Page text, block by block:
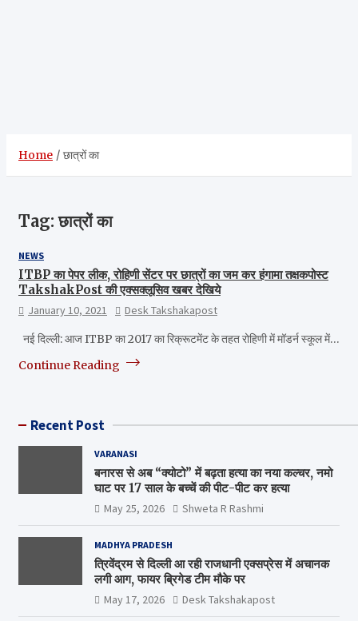
Home छात्रों का
Tag:छात्रों का
NEWS
ITBP का पेपर लीक, रोहिणी सेंटर पर छात्रों का जम कर हंगामा तक्षकपोस्ट
TakshakPost की एक्सक्लूसिव खबर देखिये
January 10, 2021
Desk Takshakapost
नई दिल्ली: आज ITBP का 2017 का रिक्रूटमेंट के तहत रोहिणी में मॉडर्न स्कूल में…
Continue Reading
Recent Post
VARANASI
बनारस से अब “क्योटो” में बढ़ता हत्या का नया कल्चर, नमो
घाट पर 17 साल के बच्चें की पीट-पीट कर हत्या
May 25, 2026 Shweta R Rashmi
MADHYA PRADESH
त्रिवेंद्रम से दिल्ली आ रही राजधानी एक्सप्रेस में अचानक
लगी आग, फायर ब्रिगेड टीम मौके पर
May 17, 2026 Desk Takshakapost